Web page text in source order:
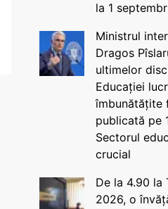
la 1
Ministrul
Dragos
ultimelor
Educației
îmbunătățite
publicată pe
Sectorul
crucial
De la 4.90 la
2026, o